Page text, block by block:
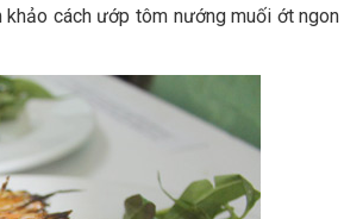
khảo cách ướp tôm nướng muối ớt ngon